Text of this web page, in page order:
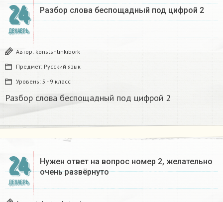
24
ДЕКАБРЬ
Разбор слова беспощадный под цифрой 2
Автор: konstsntinkibork
Предмет: Русский язык
Уровень: 5 - 9 класс
Разбор слова беспощадный под цифрой 2
24
ДЕКАБРЬ
Нужен ответ на вопрос номер 2, желательно
очень развёрнуто